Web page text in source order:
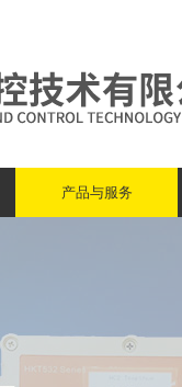
产品与服务